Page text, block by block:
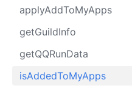
applyAddToMyApps
getGuildInfo
getQQRunData
isAddedToMyApps